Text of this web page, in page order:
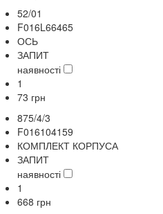
52/01
F016L66465
ОСЬ
ЗАПИТ
наявності
1
73 грн
875/4/3
F016104159
КОМПЛЕКТ КОРПУСА
ЗАПИТ
наявності
1
668 грн